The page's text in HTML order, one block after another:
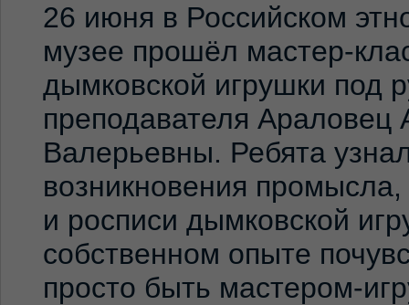
26 июня в Российском
музее прошёл мастер-
дымковской игрушки под
преподавателя Араловец
Валерьевны. Ребята
возникновения
и росписи дымковской
собственном опыте
просто быть мастером-